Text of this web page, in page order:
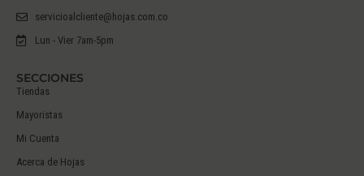
SECCIONES
Tiendas
Mayoristas
Mi Cuenta
Acerca de Hojas
servicioalcliente@hojas.com.co
Lun - Vier 7am-5pm